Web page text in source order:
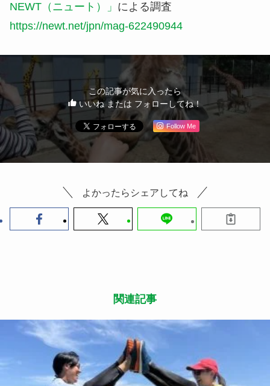
NEWT（ニュート）」 による調査
https://newt.net/jpn/mag-622490944
この記事が気に入ったら
いいね または フォローしてね！
Follow Me
よかったらシェアしてね
関連記事